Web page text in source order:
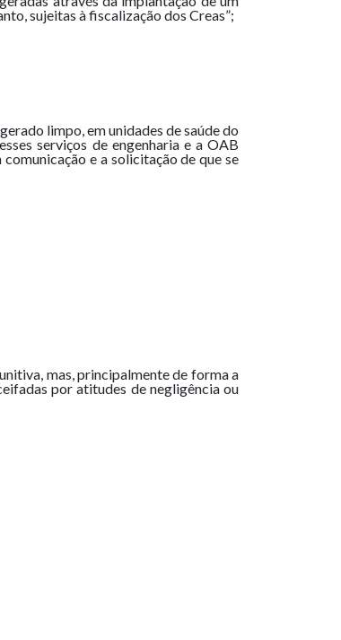
sujeitas à fiscalização dos Creas”;
limpo, em unidades de saúde do
serviços de engenharia e a OAB
e a solicitação de que se
mas, principalmente de forma a
por atitudes de negligência ou